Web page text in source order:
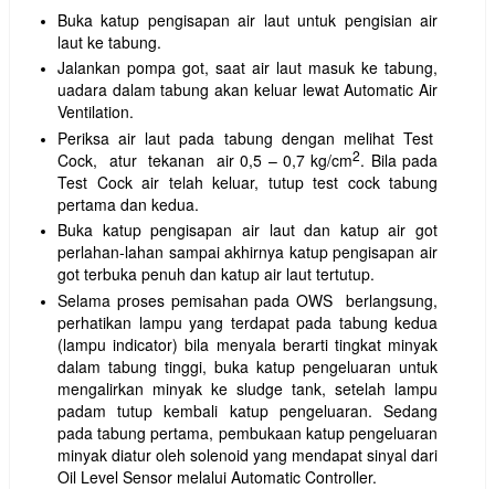
Buka katup pengisapan air laut untuk pengisian air
laut ke tabung.
Jalankan pompa got, saat air laut masuk ke tabung,
uadara dalam tabung akan keluar lewat Automatic Air
Ventilation.
Periksa air laut pada tabung dengan melihat Test
Cock, atur tekanan air 0,5 – 0,7 kg/cm2. Bila pada
Test Cock air telah keluar, tutup test cock tabung
pertama dan kedua.
Buka katup pengisapan air laut dan katup air got
perlahan-lahan sampai akhirnya katup pengisapan air
got terbuka penuh dan katup air laut tertutup.
Selama proses pemisahan pada OWS berlangsung,
perhatikan lampu yang terdapat pada tabung kedua
(lampu indicator) bila menyala berarti tingkat minyak
dalam tabung tinggi, buka katup pengeluaran untuk
mengalirkan minyak ke sludge tank, setelah lampu
padam tutup kembali katup pengeluaran. Sedang
pada tabung pertama, pembukaan katup pengeluaran
minyak diatur oleh solenoid yang mendapat sinyal dari
Oil Level Sensor melalui Automatic Controller.